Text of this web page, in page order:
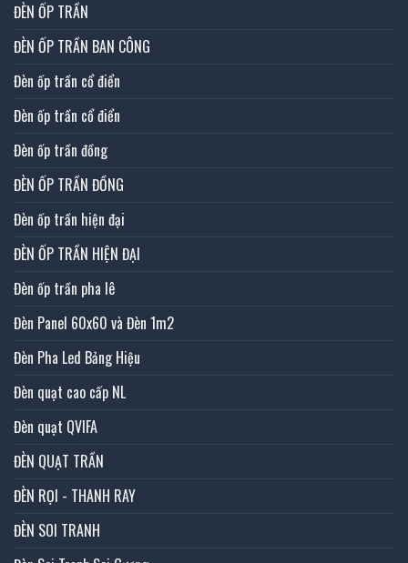
ĐÈN ỐP TRẦN
ĐÈN ỐP TRẦN BAN CÔNG
Đèn ốp trần cổ điển
Đèn ốp trần cổ điển
Đèn ốp trần đồng
ĐÈN ỐP TRẦN ĐỒNG
Đèn ốp trần hiện đại
ĐÈN ỐP TRẦN HIỆN ĐẠI
Đèn ốp trần pha lê
Đèn Panel 60x60 và Đèn 1m2
Đèn Pha Led Bảng Hiệu
Đèn quạt cao cấp NL
Đèn quạt QVIFA
ĐÈN QUẠT TRẦN
ĐÈN RỌI - THANH RAY
ĐÈN SOI TRANH